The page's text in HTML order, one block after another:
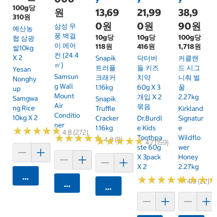
100g당
310원
예산농
협 삼광
쌀10kg
X 2
Yesan
Nonghy
Up
Samgwa
Ng Rice
10kg X 2
★★★★★
★★★★★4.8 (272)
카트에 담기
원
삼성 무
풍 벽걸
이 에어
컨 (24.4
㎡)
Samsun
G Wall
Mount
Air
Conditio
Ner
★★★★★
★★★★★4.8 (5)
카트에 담기
13,69
0원
10g당
118원
Snapik
트러플
크래커
1.16kg
Snapik
Truffle
Cracker
1.16kg
★★★★★
★★★★★4.7 (159)
카트에 담기
21,99
0원
10g당
416원
닥터버
들 키즈
치약
60g X 3
개입 X 2
묶음
Dr.Burdl
E Kids
Toothpa
Ste 60g
X 3pack
X 2
★★★★★
★★★★★4.9 (22)
38,9
90원
100g당
1,718원
커클랜
드 시그
니춰 벌
꿀
2.27kg
Kirkland
Signatur
E
Wildflo
Wer
Honey
2.27kg
★★★
★★★